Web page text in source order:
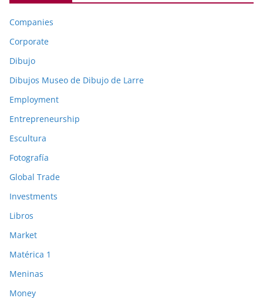
Companies
Corporate
Dibujo
Dibujos Museo de Dibujo de Larre
Employment
Entrepreneurship
Escultura
Fotografía
Global Trade
Investments
Libros
Market
Matérica 1
Meninas
Money